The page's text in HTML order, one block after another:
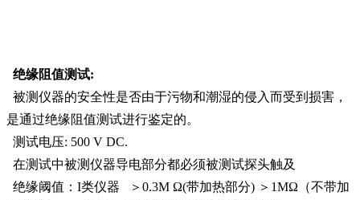
绝缘阻值测试:
被测仪器的安全性是否由于污物和潮湿的侵入而受到损害，
是通过绝缘阻值测试进行鉴定的。
测试电压: 500 V DC.
在测试中被测仪器导电部分都必须被测试探头触及
绝缘阈值：I类仪器 ＞0.3M Ω(带加热部分) ＞1MΩ（不带加